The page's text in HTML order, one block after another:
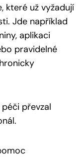
které už vyžadují
Jde například
aplikaci
pravidelné
převzal